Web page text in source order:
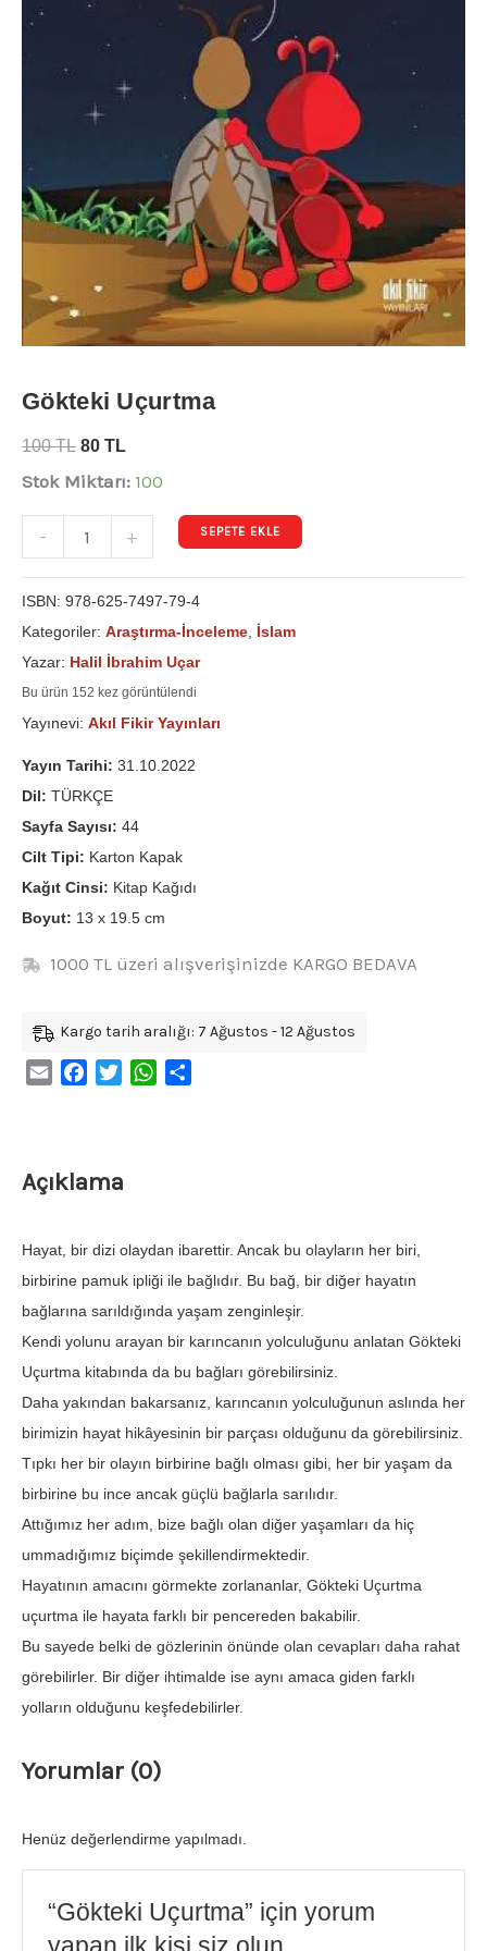
Gökteki Uçurtma
100TL 80 TL
Stok Miktarı: 100
- + SEPETE EKLE
ISBN: 978-625-7497-79-4
Kategoriler: Araştırma-İnceleme İslam
Yazar: Halil İbrahim Uçar
Bu ürün 152 kez görüntülendi
Yayınevi: Akıl Fikir Yayınları
Yayın Tarihi: 31.10.2022
Dil: TÜRKÇE
Sayfa Sayısı: 44
Cilt Tipi: Karton Kapak
Kağıt Cinsi: Kitap Kağıdı
Boyut: 13 x 19.5 cm
1000 TL üzeri alışverişinizde KARGO BEDAVA
Kargo tarih aralığı: 7 Ağustos - 12 Ağustos
Email FacebookTwitterWhatsApp
Açıklama
Hayat, bir dizi olaydan ibarettir. Ancak bu olayların her biri,
birbirine pamuk ipliği ile bağlıdır. Bu bağ, bir diğer hayatın
bağlarına sarıldığında yaşam zenginleşir.
Kendi yolunu arayan bir karıncanın yolculuğunu anlatan Gökteki
Uçurtma kitabında da bu bağları görebilirsiniz.
Daha yakından bakarsanız, karıncanın yolculuğunun aslında her
birimizin hayat hikâyesinin bir parçası olduğunu da görebilirsiniz.
Tıpkı her bir olayın birbirine bağlı olması gibi, her bir yaşam da
birbirine bu ince ancak güçlü bağlarla sarılıdır.
Attığımız her adım, bize bağlı olan diğer yaşamları da hiç
ummadığımız biçimde şekillendirmektedir.
Hayatının amacını görmekte zorlananlar, Gökteki Uçurtma
uçurtma ile hayata farklı bir pencereden bakabilir.
Bu sayede belki de gözlerinin önünde olan cevapları daha rahat
görebilirler. Bir diğer ihtimalde ise aynı amaca giden farklı
yolların olduğunu keşfedebilirler.
Yorumlar (0)
Henüz değerlendirme yapılmadı.
“Gökteki Uçurtma” için yorum
yapan ilk kişi siz olun